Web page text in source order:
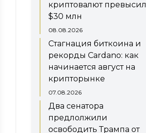
криптовалют превысил
$30 млн
08.08.2026
Стагнация биткоина и
рекорды Cardano: как
начинается август на
крипторынке
07.08.2026
Два сенатора
предлолжили
освободить Трампа от